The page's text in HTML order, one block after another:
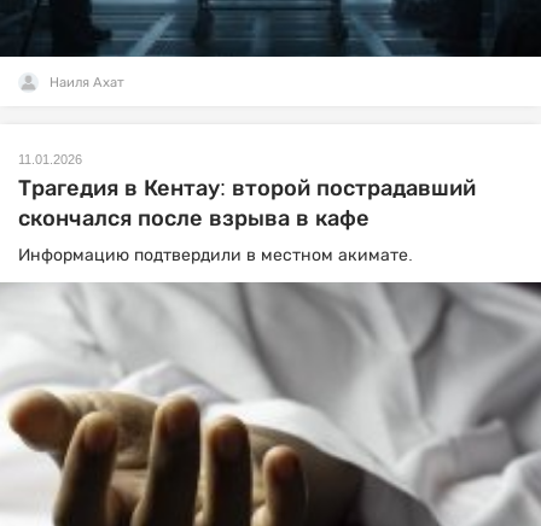
Наиля Ахат
11.01.2026
Трагедия в Кентау: второй пострадавший
скончался после взрыва в кафе
Информацию подтвердили в местном акимате.